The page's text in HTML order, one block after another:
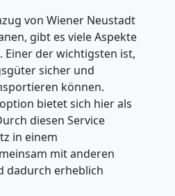
von Wiener Neustadt
gibt es viele Aspekte
Einer der wichtigsten ist,
sicher und
können.
bietet sich hier als
diesen Service
in einem
mit anderen
dadurch erheblich